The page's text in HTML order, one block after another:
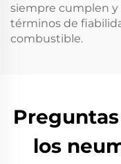
siempre cumplen y
términos de
combustible.
los